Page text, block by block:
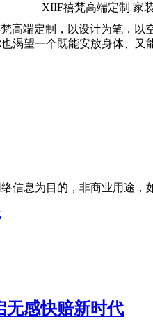
XIIF禧梵高端定制 家
高端定制，以设计为笔，
渴望一个既能安放身体、
息为目的，非商业用途，
无感快赔新时代